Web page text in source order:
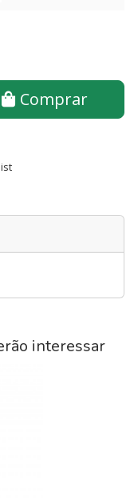
Comprar
interessar